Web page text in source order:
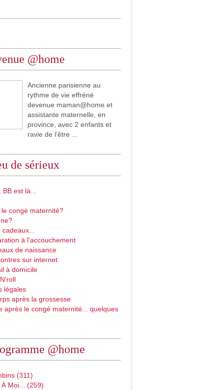
@home
Ancienne parisienne au
rythme de vie effréné
devenue maman@home et
assistante maternelle, en
province, avec 2 enfants et
ravie de l'être ...
de sérieux
est là...
congé maternité?
à l'accouchement
de naissance
sur internet
à domicile
légales
après la grossesse
après le congé maternité... quelques
@home
(311)
À Moi... (259)